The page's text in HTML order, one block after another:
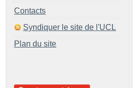
Contacts
Syndiquer le site de l'UCL
Plan du site